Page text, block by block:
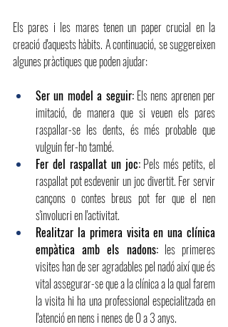
Els pares i les mares tenen un paper crucial en la
creació d'aquests hàbits. A continuació, se suggereixen
algunes pràctiques que poden ajudar:
Ser un model a seguir: Els nens aprenen per
imitació, de manera que si veuen els pares
raspallar-se les dents, és més probable que
vulguin fer-ho també.
Fer del raspallat un joc: Pels més petits, el
raspallat pot esdevenir un joc divertit. Fer servir
cançons o contes breus pot fer que el nen
s'involucri en l'activitat.
Realitzar la primera visita en una clínica
empàtica amb els nadons: les primeres
visites han de ser agradables pel nadó així que és
vital assegurar-se que a la clínica a la qual farem
la visita hi ha una professional especialitzada en
l'atenció en nens i nenes de 0 a 3 anys.